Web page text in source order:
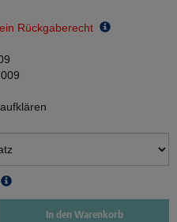
Rückgaberecht
In den Warenkorb